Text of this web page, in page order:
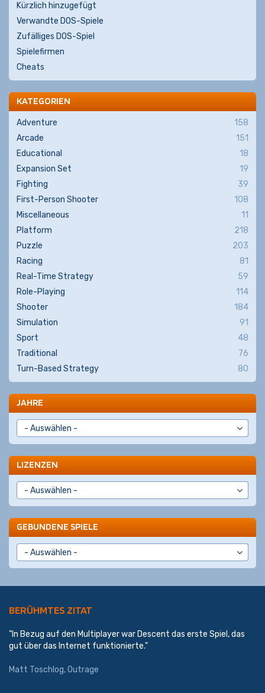
Kürzlich hinzugefügt
Verwandte DOS-Spiele
Zufälliges DOS-Spiel
Spielefirmen
Cheats
KATEGORIEN
Adventure
158
Arcade
151
Educational
18
Expansion Set
19
Fighting
39
First-Person Shooter
108
Miscellaneous
11
Platform
218
Puzzle
203
Racing
81
Real-Time Strategy
59
Role-Playing
114
Shooter
184
Simulation
91
Sport
48
Traditional
76
Turn-Based Strategy
80
JAHRE
LIZENZEN
GEBUNDENE SPIELE
BERÜHMTES ZITAT
"In Bezug auf den Multiplayer war Descent das erste Spiel, das
gut über das Internet funktionierte."
Matt Toschlog, Outrage